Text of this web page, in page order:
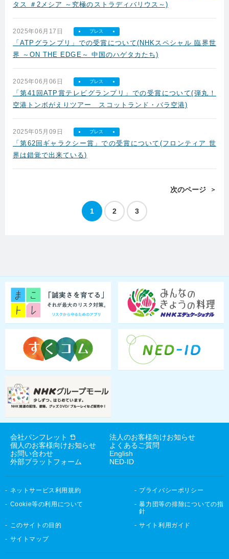
タス ＃2メシア ～究極のストラディバリウス～)
2025年06月17日 プレス
「ATPグランプリ」での受賞について(NHKスペシャル 臨界世
界 ～ON THE EDGE～ 中国のハゲタカたち)
2025年06月06日 プレス
「第41回ATP賞テレビグランプリ」での受賞について(弾丸！
空港トンボがえりツアー スコットランド・バラ空港)
2025年05月09日 プレス
「第62回ギャラクシー賞」での受賞について(フロンティア 世
界は錯覚で出来ている)
1 2 3
次のページ
会社パンフレット
法人のお客様向けお知らせ
個人のお客様向けお知らせ
よくあるご質問
お問い合わせ
English
外部プラットフォーム
NED-ID
ネットサービス利用規約
プライバシーポリシー
Cookie等の利用について
暴力団等の排除についての指
針
このサイトの目的
サイト利用ガイド
サイトマップ